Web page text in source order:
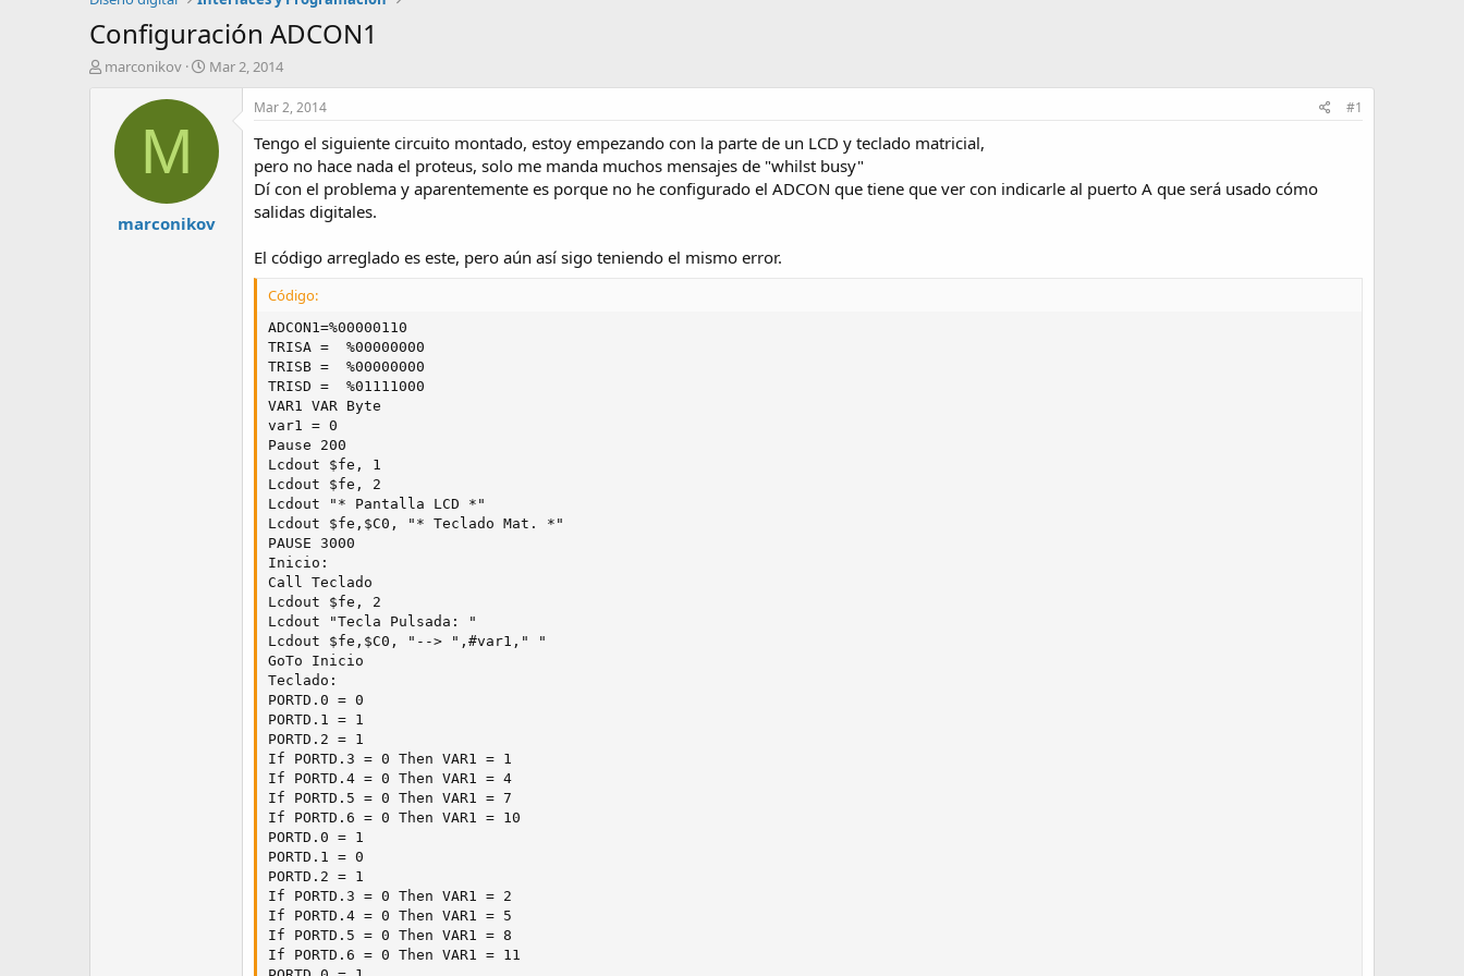
Configuración ADCON1
A
marconikov
F
h
d
e
n
Mar 2, 2014
M
marconikov
Mar 2, 2014 #1
Tengo el siguiente circuito montado, estoy empezando con la parte de un LCD y teclado matricial,
pero no hace nada el proteus, solo me manda muchos mensajes de "whilst busy"
Dí con el problema y aparentemente es porque no he configurado el ADCON que tiene que ver con indicarle al puerto A que será usado cómo
salidas digitales.
El código arreglado es este, pero aún así sigo teniendo el mismo error.
Código:
ADCON1=%00000110
TRISA =  %00000000
TRISB =  %00000000
TRISD =  %01111000
VAR1 VAR Byte
var1 = 0
Pause 200
Lcdout $fe, 1
Lcdout $fe, 2
Lcdout "* Pantalla LCD *"
Lcdout $fe,$C0, "* Teclado Mat. *"
PAUSE 3000
Inicio:
Call Teclado
Lcdout $fe, 2
Lcdout "Tecla Pulsada: "
Lcdout $fe,$C0, "--> ",#var1," "
GoTo Inicio
Teclado:
PORTD.0 = 0
PORTD.1 = 1
PORTD.2 = 1
If PORTD.3 = 0 Then VAR1 = 1
If PORTD.4 = 0 Then VAR1 = 4
If PORTD.5 = 0 Then VAR1 = 7
If PORTD.6 = 0 Then VAR1 = 10
PORTD.0 = 1
PORTD.1 = 0
PORTD.2 = 1
If PORTD.3 = 0 Then VAR1 = 2
If PORTD.4 = 0 Then VAR1 = 5
If PORTD.5 = 0 Then VAR1 = 8
If PORTD.6 = 0 Then VAR1 = 11